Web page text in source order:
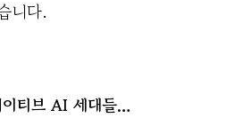
니다.
이티브 AI 세대들…